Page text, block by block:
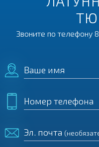
Звоните по телефону
Ваше имя
Номер телефона
Эл. почта